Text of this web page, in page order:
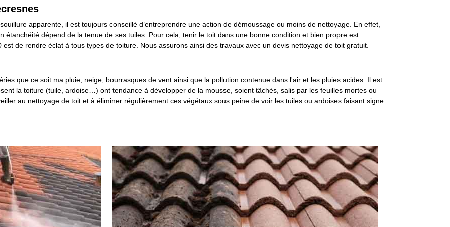
apparente, il est toujours conseillé d’entreprendre une action de démoussage ou moins de nettoyage. En effet,
étanchéité dépend de la tenue de ses tuiles. Pour cela, tenir le toit dans une bonne condition et bien propre est
de rendre éclat à tous types de toiture. Nous assurons ainsi des travaux avec un devis nettoyage de toit gratuit.
que ce soit ma pluie, neige, bourrasques de vent ainsi que la pollution contenue dans l'air et les pluies acides. Il est
la toiture (tuile, ardoise…) ont tendance à développer de la mousse, soient tâchés, salis par les feuilles mortes ou
au nettoyage de toit et à éliminer régulièrement ces végétaux sous peine de voir les tuiles ou ardoises faisant signe